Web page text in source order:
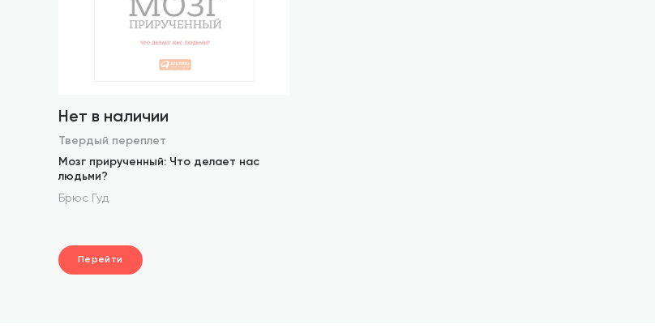
Нет в наличии
Твердый переплет
Мозг прирученный: Что делает нас
людьми?
Брюс Гуд
Перейти